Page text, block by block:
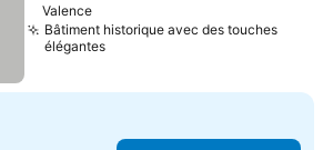
Valence
Bâtiment historique avec des touches
élégantes